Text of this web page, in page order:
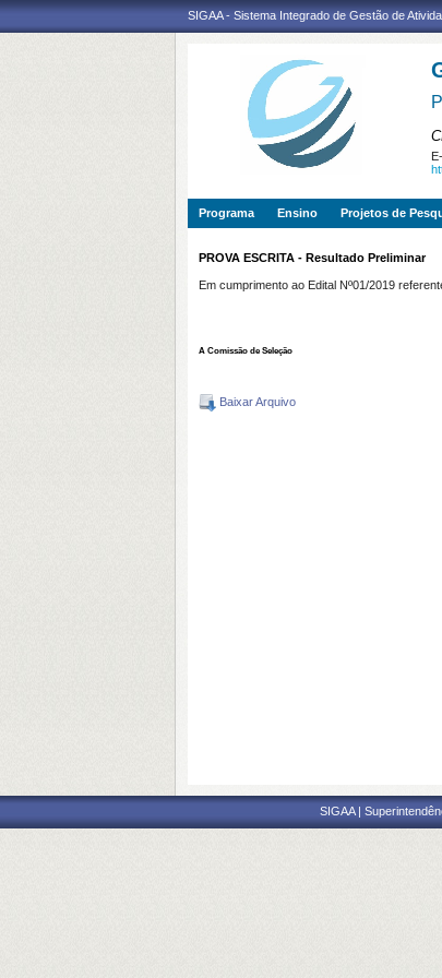
SIGAA - Sistema Integrado de Gestão de
Programa Ensino Projetos de
PROVA ESCRITA - Resultado Preliminar
Em cumprimento ao Edital Nº01/2019
A Comissão de Seleção
Baixar Arquivo
SIGAA |